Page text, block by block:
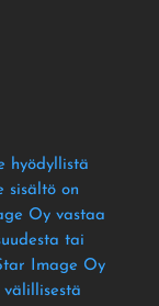
hyödyllistä
sisältö on
Oy vastaa
tai
Image Oy